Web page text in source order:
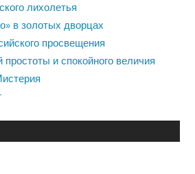
лихолетья
в золотых дворцах
просвещения
и спокойного величия